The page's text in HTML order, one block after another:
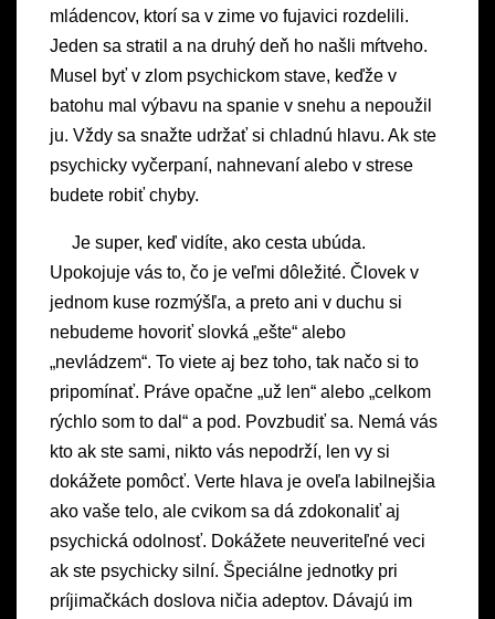
mládencov, ktorí sa v zime vo fujavici rozdelili.
Jeden sa stratil a na druhý deň ho našli mŕtveho.
Musel byť v zlom psychickom stave, keďže v
batohu mal výbavu na spanie v snehu a nepoužil
ju. Vždy sa snažte udržať si chladnú hlavu. Ak ste
psychicky vyčerpaní, nahnevaní alebo v strese
budete robiť chyby.
Je super, keď vidíte, ako cesta ubúda.
Upokojuje vás to, čo je veľmi dôležité. Človek v
jednom kuse rozmýšľa, a preto ani v duchu si
nebudeme hovoriť slovká „ešte“ alebo
„nevládzem“. To viete aj bez toho, tak načo si to
pripomínať. Práve opačne „už len“ alebo „celkom
rýchlo som to dal“ a pod. Povzbudiť sa. Nemá vás
kto ak ste sami, nikto vás nepodrží, len vy si
dokážete pomôcť. Verte hlava je oveľa labilnejšia
ako vaše telo, ale cvikom sa dá zdokonaliť aj
psychická odolnosť. Dokážete neuveriteľné veci
ak ste psychicky silní. Špeciálne jednotky pri
príjimačkách doslova ničia adeptov. Dávajú im